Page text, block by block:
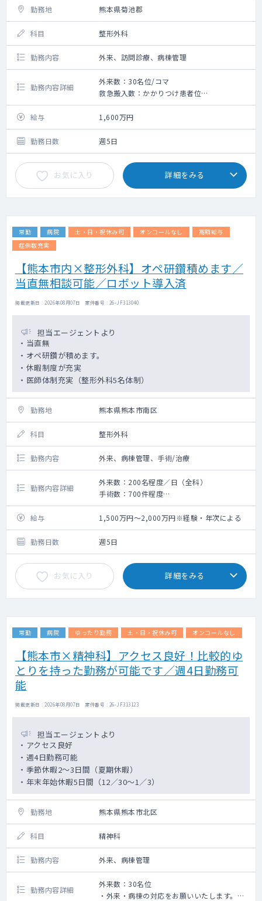
勤務地 熊本県菊池郡
科目 整形外科
勤務内容 外来、訪問診療、病棟管理
勤務内容詳細
外来数：30名位/コマ
救急搬入数：かかりつけ患者位
〇整形外科外来の対応をお願いします
〇午前30名程度、午後は20名程度の外来数と
なります。
〇主治医として、病棟を20～25名程度担当し
ていただきます。（一般病床メイン）
〇当直は週1回程度（頻度としては週1回を下
回る可能性もございます）
〇オペはございません。
給与 1,600万円
勤務日数 週5日
お気に入り 詳細をみる
常勤 病院 土・日・祝休み可 オンコールなし
高額給与
症例数充実
【熊本市内×整形外科】オペ研鑽積めます／
当直無相談可能／ロボット導入済
掲載更新日 : 2026年08月07日 案件番号 : 26-JF313040
担当エージェントより
・当直無
・オペ研鑽が積めます。
・休暇制度が充実
・医師体制充実（整形外科5名体制）
勤務地 熊本県熊本市南区
科目 整形外科
勤務内容 外来、病棟管理、手術/治療
勤務内容詳細
外来数：200名程度／日（全科）
手術数：700件程度
・整形外科の外来・オペ・病棟管理をお願い
いたします。
・年間オペ数700件程度（整形外科）
・関節鏡視下手術や人工関節置換術の割合が
高めです。
・当直無でも相談可能です。
給与 1,500万円～2,000万円※経験・年次による
勤務日数 週5日
お気に入り 詳細をみる
常勤 病院 ゆったり勤務 土・日・祝休み可 オンコールなし
【熊本市×精神科】アクセス良好！比較的ゆ
とりを持った勤務が可能です／週4日勤務可
能
掲載更新日 : 2026年08月07日 案件番号 : 26-JF313123
担当エージェントより
・アクセス良好
・週4日勤務可能
・季節休暇2～3日間（夏期休暇）
・年末年始休暇5日間（12／30～1／3）
勤務地 熊本県熊本市北区
科目 精神科
勤務内容 外来、病棟管理
勤務内容詳細
外来数：30名位
・外来・病棟の対応をお願いいたします。